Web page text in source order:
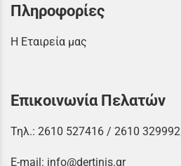
Πληροφορίες
Η Εταιρεία μας
Επικοινωνία Πελατών
Τηλ.: 2610 527416 / 2610 329992
E-mail: info@dertinis.gr